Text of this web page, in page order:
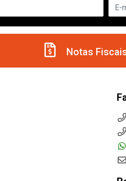
Notas